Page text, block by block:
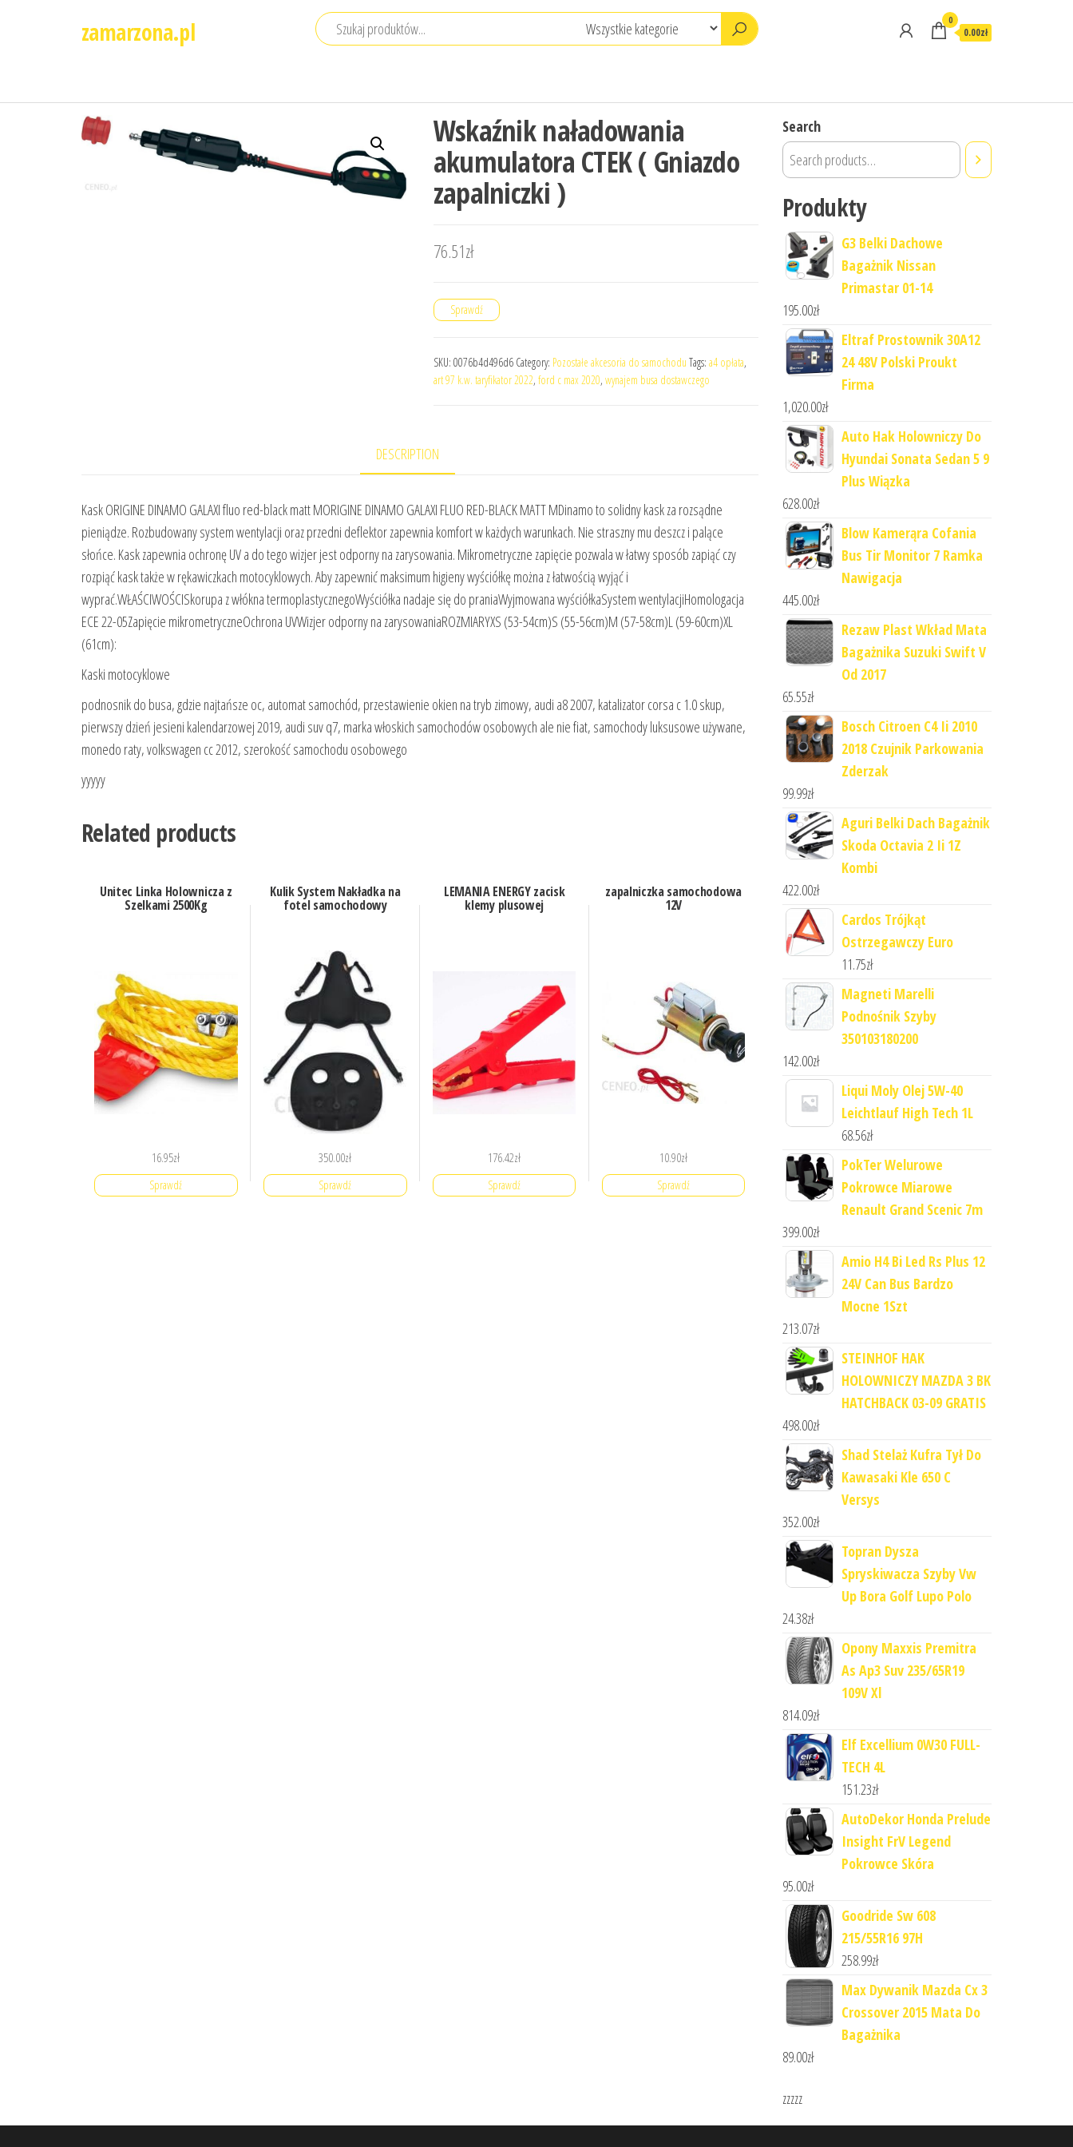
zamarzona.pl 0
0.00zł
Wskaźnik naładowania
akumulatora CTEK ( Gniazdo
zapalniczki )
76.51zł
Sprawdź
SKU: 0076b4d496d6 Category: Pozostałe akcesoria do samochodu Tags: a4 opłata,
art 97 k.w. taryfikator 2022, ford c max 2020, wynajem busa dostawczego
DESCRIPTION
Kask ORIGINE DINAMO GALAXI fluo red-black matt MORIGINE DINAMO GALAXI FLUO RED-BLACK MATT MDinamo to solidny kask za rozsądne
pieniądze. Rozbudowany system wentylacji oraz przedni deflektor zapewnia komfort w każdych warunkach. Nie straszny mu deszcz i palące
słońce. Kask zapewnia ochronę UV a do tego wizjer jest odporny na zarysowania. Mikrometryczne zapięcie pozwala w łatwy sposób zapiąć czy
rozpiąć kask także w rękawiczkach motocyklowych. Aby zapewnić maksimum higieny wyściółkę można z łatwością wyjąć i
wyprać.WŁAŚCIWOŚCISkorupa z włókna termoplastycznegoWyściółka nadaje się do praniaWyjmowana wyściółkaSystem wentylacjiHomologacja
ECE 22-05Zapięcie mikrometryczneOchrona UVWizjer odporny na zarysowaniaROZMIARYXS (53-54cm)S (55-56cm)M (57-58cm)L (59-60cm)XL
(61cm):
Kaski motocyklowe
podnosnik do busa, gdzie najtańsze oc, automat samochód, przestawienie okien na tryb zimowy, audi a8 2007, katalizator corsa c 1.0 skup,
pierwszy dzień jesieni kalendarzowej 2019, audi suv q7, marka włoskich samochodów osobowych ale nie fiat, samochody luksusowe używane,
monedo raty, volkswagen cc 2012, szerokość samochodu osobowego
yyyyy
Related products
Unitec Linka Holownicza z
Szelkami 2500Kg
16.95zł
Sprawdź
Kulik System Nakładka na
fotel samochodowy
350.00zł
Sprawdź
LEMANIA ENERGY zacisk
klemy plusowej
176.42zł
Sprawdź
zapalniczka samochodowa
12V
10.90zł
Sprawdź
Search
Produkty
G3 Belki Dachowe
Bagażnik Nissan
Primastar 01-14
195.00zł
Eltraf Prostownik 30A12
24 48V Polski Proukt
Firma
1,020.00zł
Auto Hak Holowniczy Do
Hyundai Sonata Sedan 5 9
Plus Wiązka
628.00zł
Blow Kamerąra Cofania
Bus Tir Monitor 7 Ramka
Nawigacja
445.00zł
Rezaw Plast Wkład Mata
Bagażnika Suzuki Swift V
Od 2017
65.55zł
Bosch Citroen C4 Ii 2010
2018 Czujnik Parkowania
Zderzak
99.99zł
Aguri Belki Dach Bagażnik
Skoda Octavia 2 Ii 1Z
Kombi
422.00zł
Cardos Trójkąt
Ostrzegawczy Euro
11.75zł
Magneti Marelli
Podnośnik Szyby
350103180200
142.00zł
Liqui Moly Olej 5W-40
Leichtlauf High Tech 1L
68.56zł
PokTer Welurowe
Pokrowce Miarowe
Renault Grand Scenic 7m
399.00zł
Amio H4 Bi Led Rs Plus 12
24V Can Bus Bardzo
Mocne 1Szt
213.07zł
STEINHOF HAK
HOLOWNICZY MAZDA 3 BK
HATCHBACK 03-09 GRATIS
498.00zł
Shad Stelaż Kufra Tył Do
Kawasaki Kle 650 C
Versys
352.00zł
Topran Dysza
Spryskiwacza Szyby Vw
Up Bora Golf Lupo Polo
24.38zł
Opony Maxxis Premitra
As Ap3 Suv 235/65R19
109V Xl
814.09zł
Elf Excellium 0W30 FULL-
TECH 4L
151.23zł
AutoDekor Honda Prelude
Insight FrV Legend
Pokrowce Skóra
95.00zł
Goodride Sw 608
215/55R16 97H
258.99zł
Max Dywanik Mazda Cx 3
Crossover 2015 Mata Do
Bagażnika
89.00zł
zzzzz